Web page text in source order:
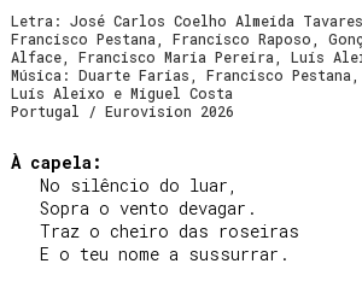
Letra: José Carlos Coelho Almeida
Francisco Pestana, Francisco Raposo,
Alface, Francisco Maria Pereira, Luís
Música: Duarte Farias, Francisco Pestana,
Luís Aleixo e Miguel Costa
Portugal / Eurovision 2026
À capela: